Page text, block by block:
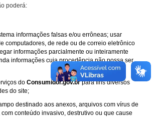
poderá:
informações falsas e/ou errôneas; usar
computadores, de rede ou de correio eletrônico
informações parcialmente ou inteiramente
informações cuja procedência não possa ser
do Consumidor.gov.brpara fins diversos
do site;
destinado aos anexos, arquivos com vírus de
com conteúdo invasivo, destrutivo ou que cause